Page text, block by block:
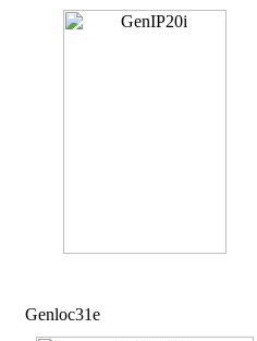
Genloc31e